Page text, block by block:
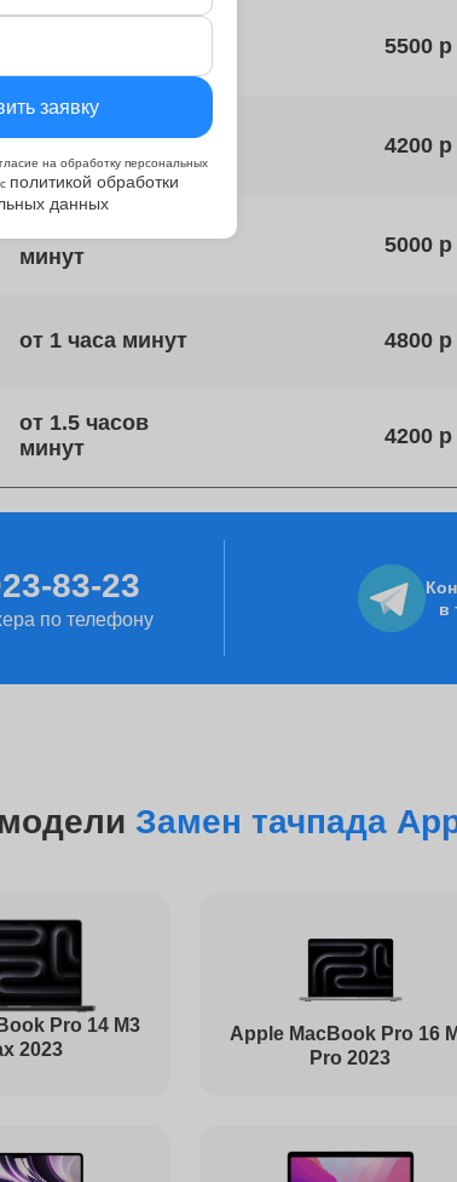
5500
от 2 часов
4200
5000
от 1 часа 4800
от 1.5 часов
4200
от 70 минут
1060
от 120 минут
830
от 80 минут
3200
83-23
по телефону
в
Замен тачпада
Pro 14 M3
2023
Apple MacBook Pro 16
Pro 2023
заявку
на обработку персональных
политикой обработки
данных